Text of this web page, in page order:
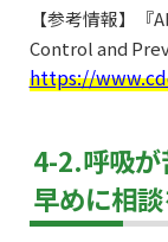
【参考情報】
Control and
https://
4-2.呼吸が
早めに相